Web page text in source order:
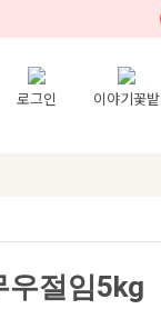
로그인 이야기꽃밭
우절임5kg